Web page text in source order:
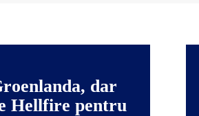
dar
Hellfire pentru